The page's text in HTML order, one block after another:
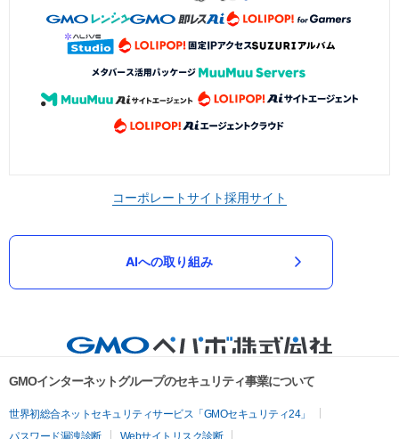
コーポレートサイト採用サイト
AIへの取り組み
GMOインターネットグループのセキュリティ事業について
世界初総合ネットセキュリティサービス「GMOセキュリティ24」
パスワード漏洩診断
Webサイトリスク診断